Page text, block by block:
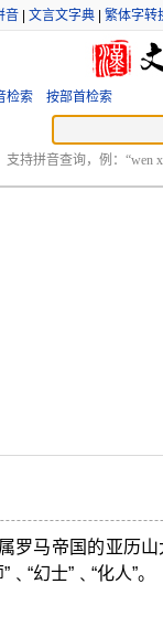
音 文言文字典 繁体字转
检索 按部首检索
支持拼音查询，例：“wen
罗马帝国的亚历
幻士”﹑“化人”。